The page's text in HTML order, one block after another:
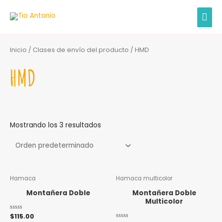
Inicio / Clases de envío del producto / HMD
HMD
Mostrando los 3 resultados
Hamaca
Montañera Doble
Valorado
$115.00
Este
múltiples
variantes.
Hamaca multicolor
Montañera Doble
Multicolor
Este
variantes.